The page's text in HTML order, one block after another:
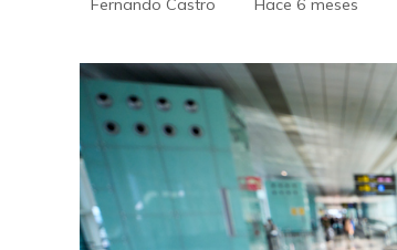
Fernando Castro Hace 6 meses